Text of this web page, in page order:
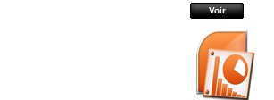
Voir